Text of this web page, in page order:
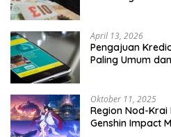
April 13, 2026
Pengajuan
Paling Umum
Oktober 11, 2025
Region Nod-Krai
Genshin Impact